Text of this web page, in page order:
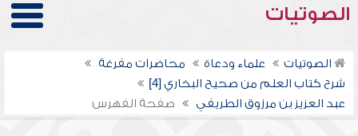
الصوتيات
الصوتيات علماء ودعاة
محاضرات مفرغة
شرح كتاب العلم من صحيح البخاري [4]
عبد العزيز بن مرزوق الطريفي
صفحة الفهرس